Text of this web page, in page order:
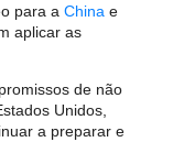
para a China e
aplicar as
de não
Unidos,
a preparar e